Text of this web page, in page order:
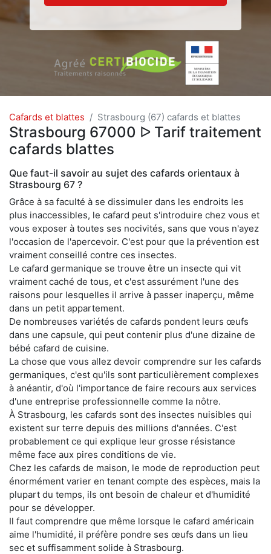
Cafards et blattes Strasbourg (67) cafards et blattes
Strasbourg 67000 ᐅ Tarif traitement
cafards blattes
Que faut-il savoir au sujet des cafards orientaux à
Strasbourg 67 ?
Grâce à sa faculté à se dissimuler dans les endroits les
plus inaccessibles, le cafard peut s'introduire chez vous et
vous exposer à toutes ses nocivités, sans que vous n'ayez
l'occasion de l'apercevoir. C'est pour que la prévention est
vraiment conseillé contre ces insectes.
Le cafard germanique se trouve être un insecte qui vit
vraiment caché de tous, et c'est assurément l'une des
raisons pour lesquelles il arrive à passer inaperçu, même
dans un petit appartement.
De nombreuses variétés de cafards pondent leurs œufs
dans une capsule, qui peut contenir plus d'une dizaine de
bébé cafard de cuisine.
La chose que vous allez devoir comprendre sur les cafards
germaniques, c'est qu'ils sont particulièrement complexes
à anéantir, d'où l'importance de faire recours aux services
d'une entreprise professionnelle comme la nôtre.
À Strasbourg, les cafards sont des insectes nuisibles qui
existent sur terre depuis des millions d'années. C'est
probablement ce qui explique leur grosse résistance
même face aux pires conditions de vie.
Chez les cafards de maison, le mode de reproduction peut
énormément varier en tenant compte des espèces, mais la
plupart du temps, ils ont besoin de chaleur et d'humidité
pour se développer.
Il faut comprendre que même lorsque le cafard américain
aime l'humidité, il préfère pondre ses œufs dans un lieu
sec et suffisamment solide à Strasbourg.